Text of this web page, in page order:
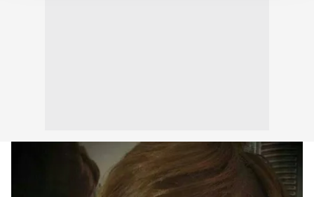
kullanılmaktadır. Diğer çerezler, sitemizin daha işlevsel
kılınması ve kişiselleştirilmesi ve sizlere yönelik
reklam/pazarlama faaliyetlerinin yapılması, amaçlarıyla
sınırlı olarak açık rızanız dahilinde kullanılacaktır.